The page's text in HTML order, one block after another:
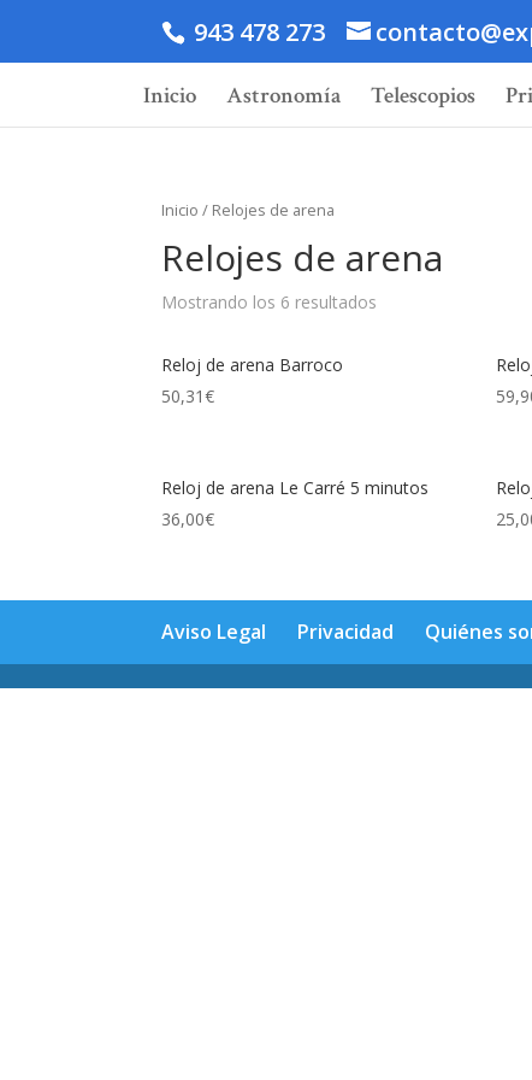
943 478 273
Inicio Astronomía Telescopios
Inicio / Relojes de arena
Relojes de arena
Mostrando los 6 resultados
Reloj de arena Barroco
50,31€
Reloj de arena Le Carré 5 minutos
36,00€
Aviso Legal Privacidad Quiénes